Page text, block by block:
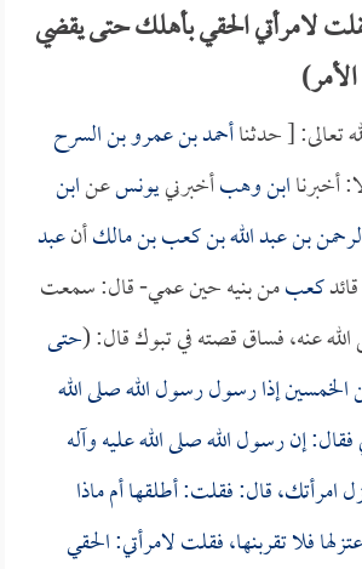
لامرأتي الحقي بأهلك حتى يقضي
تعالى: [ حدثناأحمد بن عمرو بن السرح
أخبرناابن وهبأخبرنييونسعنابن
بن عبد الله بن كعب بن مالكأنعبد
كعبمن بنيه حين عمي- قال: سمعت
عنه، فساق قصته في تبوك قال: (حتى
إذا رسول رسول الله صلى الله
إن رسول الله صلى الله عليه وآله
امرأتك، قال: فقلت: أطلقها أم ماذا
فلا تقربنها، فقلت لامرأتي: الحقي